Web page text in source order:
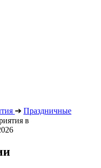
➔ Праздничные
в